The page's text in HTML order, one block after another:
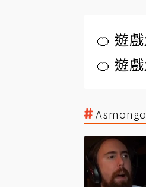
🍊 遊
🍊 遊